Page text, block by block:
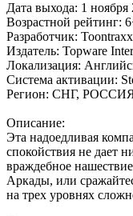
Дата выхода: 1 ноября
Возрастной рейтинг:
Разработчик: Toontraxx
Издатель: Topware
Локализация:
Система активации:
Регион: СНГ,
Описание:
Эта надоедливая
спокойствия не дает
враждебное
Аркады, или
на трех уровнях